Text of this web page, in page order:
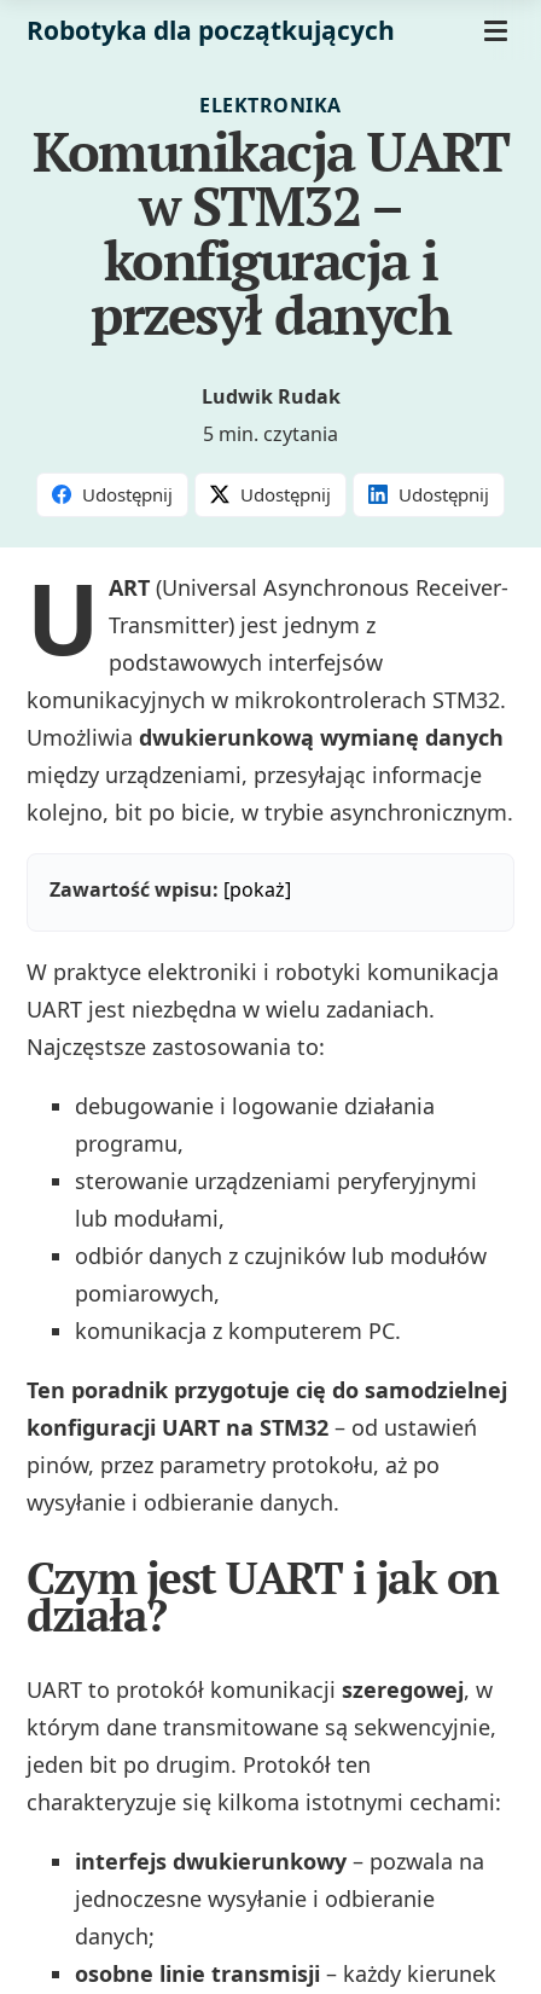
Robotyka dla początkujących
ELEKTRONIKA
Komunikacja UART
w STM32 –
konfiguracja i
przesył danych
Ludwik Rudak
5 min. czytania
Udostępnij Udostępnij Udostępnij
U ART (Universal Asynchronous Receiver-
Transmitter) jest jednym z
podstawowych interfejsów
komunikacyjnych w mikrokontrolerach STM32.
Umożliwiadwukierunkową wymianę danych
między urządzeniami, przesyłając informacje
kolejno, bit po bicie, w trybie asynchronicznym.
Zawartość wpisu: [pokaż]
W praktyce elektroniki i robotyki komunikacja
UART jest niezbędna w wielu zadaniach.
Najczęstsze zastosowania to:
debugowanie i logowanie działania
programu,
sterowanie urządzeniami peryferyjnymi
lub modułami,
odbiór danych z czujników lub modułów
pomiarowych,
komunikacja z komputerem PC.
Ten poradnik przygotuje cię do samodzielnej
konfiguracji UART na STM32 – od ustawień
pinów, przez parametry protokołu, aż po
wysyłanie i odbieranie danych.
Czym jest UART i jak on
działa?
UART to protokół komunikacjiszeregowej, w
którym dane transmitowane są sekwencyjnie,
jeden bit po drugim. Protokół ten
charakteryzuje się kilkoma istotnymi cechami:
interfejs dwukierunkowy – pozwala na
jednoczesne wysyłanie i odbieranie
danych;
osobne linie transmisji – każdy kierunek